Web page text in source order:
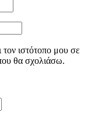
ιστότοπο μου σε
θα σχολιάσω.